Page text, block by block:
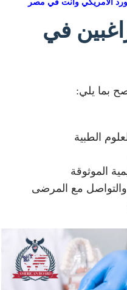
الأمريكي وأنت في مصر
في
بما يلي:
الطبية
الموثوقة
مع المرضى